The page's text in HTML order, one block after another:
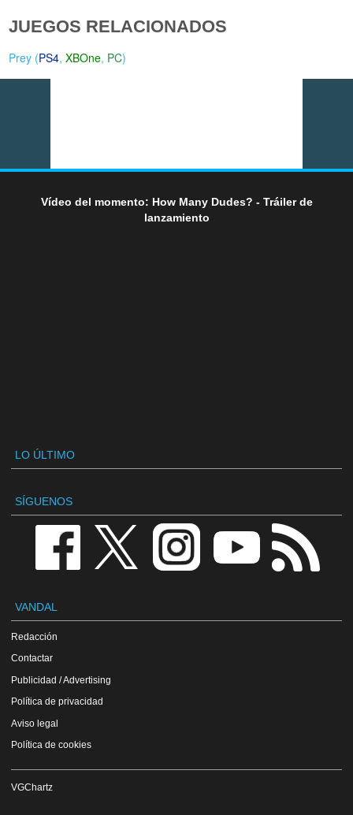
JUEGOS RELACIONADOS
Prey (PS4,XBOne, PC)
Vídeo del momento: How Many Dudes? - Tráiler de
lanzamiento
LO ÚLTIMO
SÍGUENOS
VANDAL
Redacción
Contactar
Publicidad / Advertising
Política de privacidad
Aviso legal
Política de cookies
VGChartz